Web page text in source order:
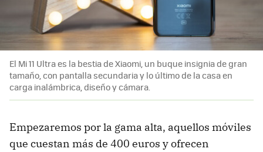
El Mi 11 Ultra es la bestia de Xiaomi, un buque insignia de gran
tamaño, con pantalla secundaria y lo último de la casa en
carga inalámbrica, diseño y cámara.
Empezaremos por la gama alta, aquellos móviles
que cuestan más de 400 euros y ofrecen